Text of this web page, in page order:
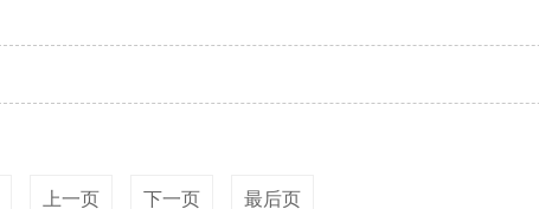
上一页 下一页 最后页